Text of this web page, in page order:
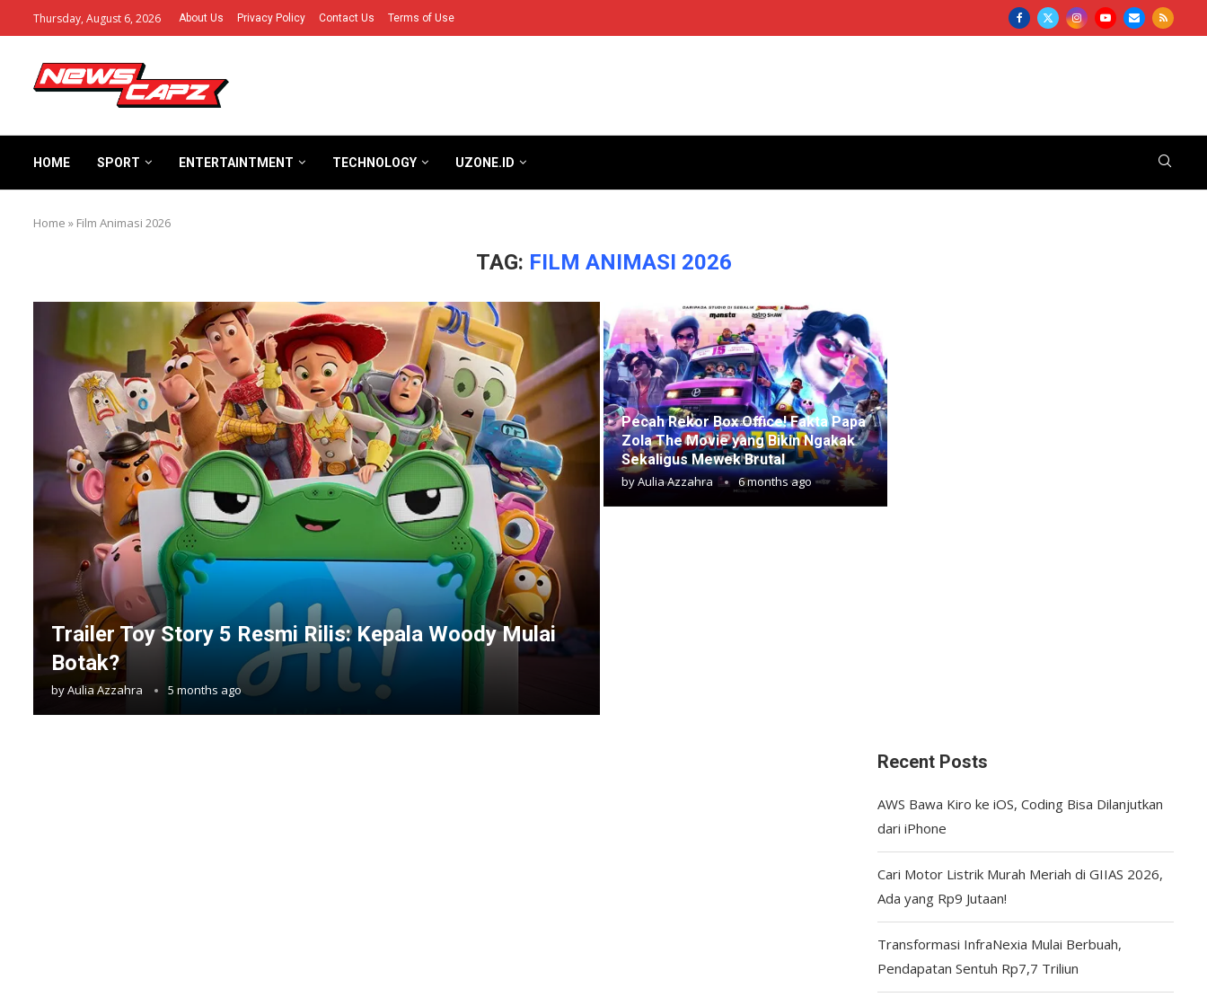
Thursday, August 6, 2026 About Us Privacy Policy Contact Us Terms of Use
HOME SPORT ENTERTAINTMENT TECHNOLOGY UZONE.ID
Home » Film Animasi 2026
TAG: FILM ANIMASI 2026
Trailer Toy Story 5 Resmi Rilis: Kepala Woody Mulai
Botak?
byAulia Azzahra 5 months ago
Pecah Rekor Box Office! Fakta Papa
Zola The Movie yang Bikin Ngakak
Sekaligus Mewek Brutal
byAulia Azzahra 6 months ago
Recent Posts
AWS Bawa Kiro ke iOS, Coding Bisa Dilanjutkan
dari iPhone
Cari Motor Listrik Murah Meriah di GIIAS 2026,
Ada yang Rp9 Jutaan!
Transformasi InfraNexia Mulai Berbuah,
Pendapatan Sentuh Rp7,7 Triliun